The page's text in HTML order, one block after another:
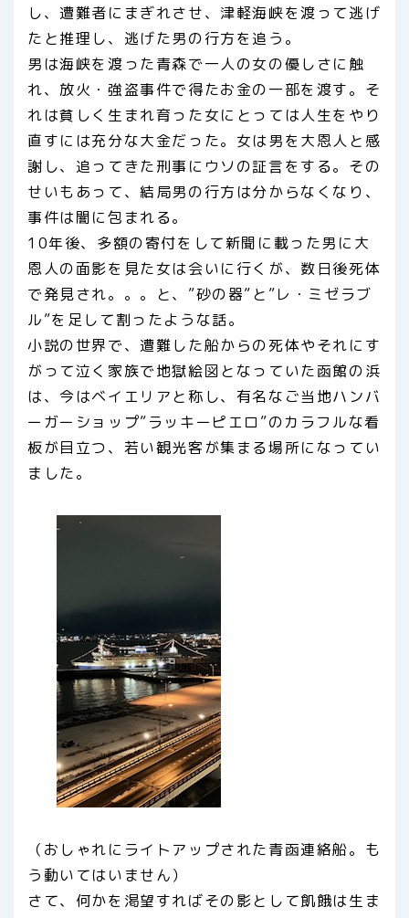
し、遭難者にまぎれさせ、津軽海峡を渡って逃げ
たと推理し、逃げた男の行方を追う。
男は海峡を渡った青森で一人の女の優しさに触
れ、放火・強盗事件で得たお金の一部を渡す。そ
れは貧しく生まれ育った女にとっては人生をやり
直すには充分な大金だった。女は男を大恩人と感
謝し、追ってきた刑事にウソの証言をする。その
せいもあって、結局男の行方は分からなくなり、
事件は闇に包まれる。
10年後、多額の寄付をして新聞に載った男に大
恩人の面影を見た女は会いに行くが、数日後死体
で発見され。。。と、”砂の器”と”レ・ミゼラブ
ル”を足して割ったような話。
小説の世界で、遭難した船からの死体やそれにす
がって泣く家族で地獄絵図となっていた函館の浜
は、今はベイエリアと称し、有名なご当地ハンバ
ーガーショップ”ラッキーピエロ”のカラフルな看
板が目立つ、若い観光客が集まる場所になってい
ました。
（おしゃれにライトアップされた青函連絡船。も
う動いてはいません）
さて、何かを渇望すればその影として飢餓は生ま